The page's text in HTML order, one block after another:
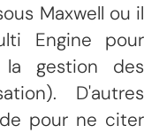
Maxwell ou il
Engine pour
gestion des
D'autres
pour ne citer